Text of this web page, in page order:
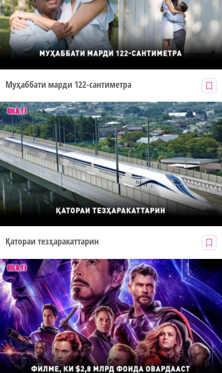
Муҳаббати марди 122-сантиметра
Қатораи тезҳаракаттарин